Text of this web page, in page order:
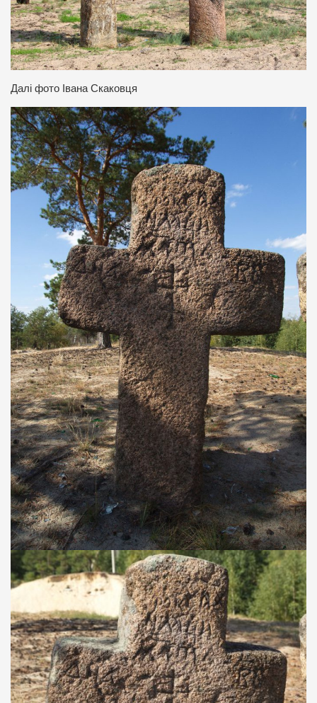
Далі фото Івана Скаковця